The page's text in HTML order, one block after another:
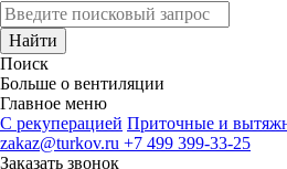
Найти
Поиск
Больше о вентиляции
Главное меню
C рекуперацией Приточные и
zakaz@turkov.ru +7 499 399-33-25
Заказать звонок